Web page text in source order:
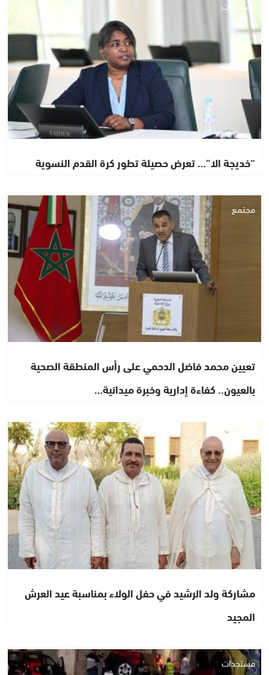
مستجدات
“خديجة الا”… تعرض حصيلة تطور كرة القدم النسوية
مجتمع
تعيين محمد فاضل الدحمي على رأس المنطقة الصحية
بالعيون.. كفاءة إدارية وخبرة ميدانية…
اشطاري
مشاركة ولد الرشيد في حفل الولاء بمناسبة عيد العرش
المجيد
مستجدات